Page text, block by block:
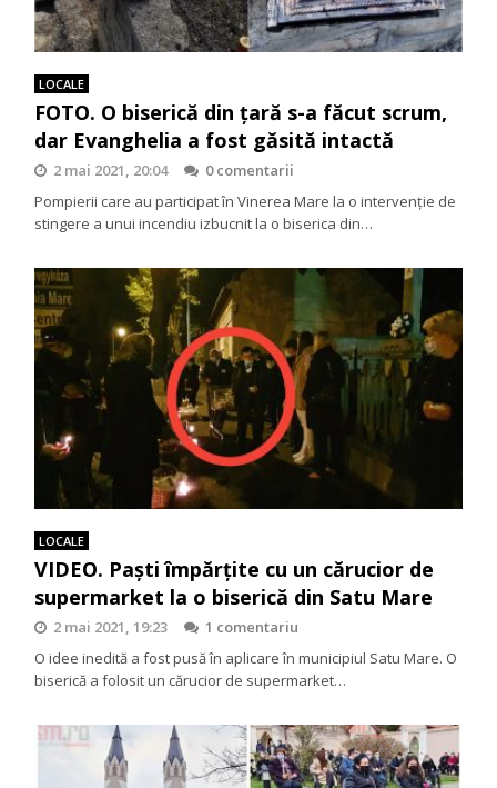
LOCALE
FOTO. O biserică din țară s-a făcut scrum,
dar Evanghelia a fost găsită intactă
2 mai 2021, 20:04
0 comentarii
Pompierii care au participat în Vinerea Mare la o intervenție de
stingere a unui incendiu izbucnit la o biserica din…
LOCALE
VIDEO. Paști împărțite cu un cărucior de
supermarket la o biserică din Satu Mare
2 mai 2021, 19:23
1 comentariu
O idee inedită a fost pusă în aplicare în municipiul Satu Mare. O
biserică a folosit un cărucior de supermarket…